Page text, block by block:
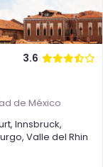
3.6
de México
, Innsbruck,
, Valle del Rhin